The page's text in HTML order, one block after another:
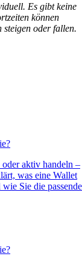
Es gibt keine
können
oder fallen.
aktiv handeln –
was eine Wallet
Sie die passende